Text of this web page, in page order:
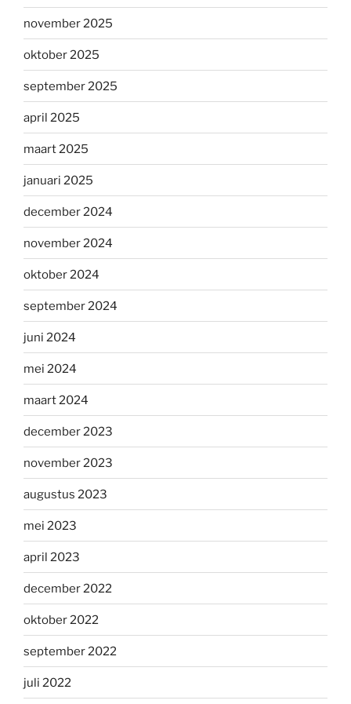
november 2025
oktober 2025
september 2025
april 2025
maart 2025
januari 2025
december 2024
november 2024
oktober 2024
september 2024
juni 2024
mei 2024
maart 2024
december 2023
november 2023
augustus 2023
mei 2023
april 2023
december 2022
oktober 2022
september 2022
juli 2022